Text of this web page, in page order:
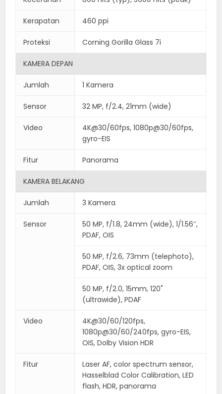
Kerapatan 460 ppi
Proteksi Corning Gorilla Glass 7i
KAMERA DEPAN
Jumlah 1 Kamera
Sensor 32 MP, f/2.4, 21mm (wide)
Video
4K@30/60fps, 1080p@30/60fps,
gyro-EIS
Fitur Panorama
KAMERA BELAKANG
Jumlah 3 Kamera
Sensor
50 MP, f/1.8, 24mm (wide), 1/1.56″,
PDAF, OIS
50 MP, f/2.6, 73mm (telephoto),
PDAF, OIS, 3x optical zoom
50 MP, f/2.0, 15mm, 120˚
(ultrawide), PDAF
Video
4K@30/60/120fps,
1080p@30/60/240fps, gyro-EIS,
OIS, Dolby Vision HDR
Fitur
Laser AF, color spectrum sensor,
Hasselblad Color Calibration, LED
flash, HDR, panorama